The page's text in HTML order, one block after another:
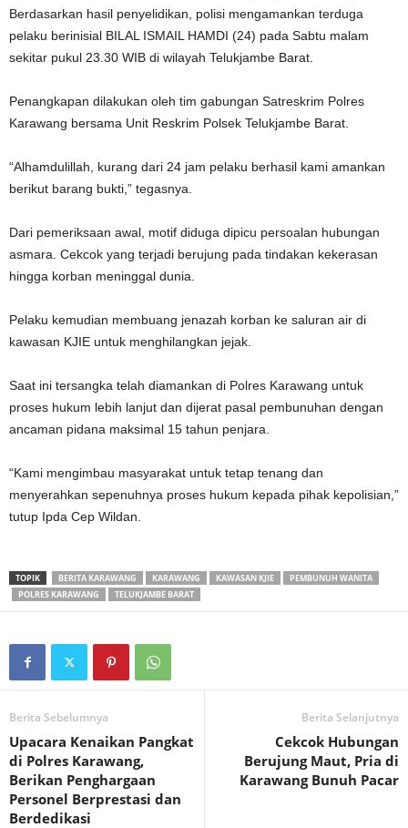
Berdasarkan hasil penyelidikan, polisi mengamankan terduga
pelaku berinisial BILAL ISMAIL HAMDI (24) pada Sabtu malam
sekitar pukul 23.30 WIB di wilayah Telukjambe Barat.
‎Penangkapan dilakukan oleh tim gabungan Satreskrim Polres
Karawang bersama Unit Reskrim Polsek Telukjambe Barat.
‎“Alhamdulillah, kurang dari 24 jam pelaku berhasil kami amankan
berikut barang bukti,” tegasnya.
‎Dari pemeriksaan awal, motif diduga dipicu persoalan hubungan
asmara. Cekcok yang terjadi berujung pada tindakan kekerasan
hingga korban meninggal dunia.
Pelaku kemudian membuang jenazah korban ke saluran air di
kawasan KJIE untuk menghilangkan jejak.
‎Saat ini tersangka telah diamankan di Polres Karawang untuk
proses hukum lebih lanjut dan dijerat pasal pembunuhan dengan
ancaman pidana maksimal 15 tahun penjara.
‎“Kami mengimbau masyarakat untuk tetap tenang dan
menyerahkan sepenuhnya proses hukum kepada pihak kepolisian,”
tutup Ipda Cep Wildan.
TOPIK BERITA KARAWANG KARAWANG KAWASAN KJIE
PEMBUNUH WANITA
POLRES KARAWANG
TELUKJAMBE BARAT
Berita Sebelumnya
Upacara Kenaikan Pangkat
di Polres Karawang,
Berikan Penghargaan
Personel Berprestasi dan
Berdedikasi
Berita Selanjutnya
Cekcok Hubungan
Berujung Maut, Pria di
Karawang Bunuh Pacar‎